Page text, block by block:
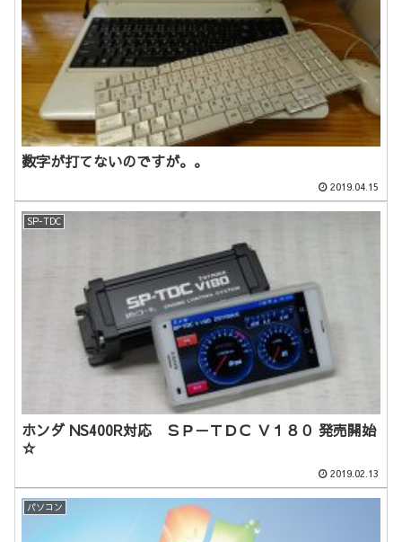
数字が打てないのですが。。
2019.04.15
SP-TDC
ホンダ NS400R対応 ＳＰ－ＴＤＣ Ｖ１８０ 発売開始
☆
2019.02.13
パソコン